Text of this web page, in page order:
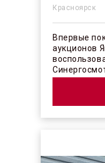
Красноярск
Впервые
аукционов
коллектив